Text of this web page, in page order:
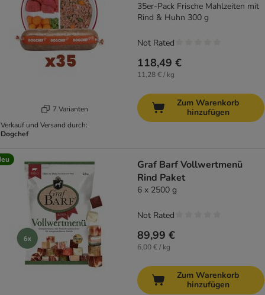
7 Varianten
Verkauf und Versand durch:
Dogchef
35er-Pack Frische Mahlzeiten mit
Rind & Huhn 300 g
118,49 €
11,28 € / kg
Not Rated
Zum Warenkorb
hinzufügen
Graf Barf Vollwertmenü
Rind Paket
6 x 2500 g
89,99 €
6,00 € / kg
Not Rated
Zum Warenkorb
hinzufügen